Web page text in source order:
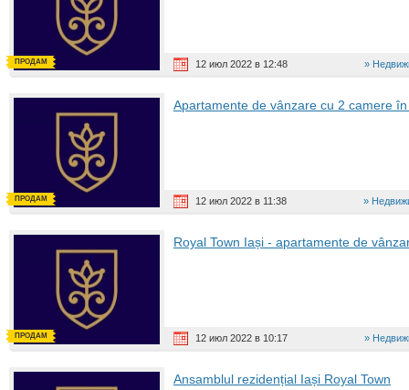
12 июл 2022 в 12:48
ПРОДАМ
Apartamente de vânzare cu 2 camere
12 июл 2022 в 11:38
ПРОДАМ
Royal Town Iași - apartamente de
12 июл 2022 в 10:17
ПРОДАМ
Ansamblul rezidențial Iași Royal Town